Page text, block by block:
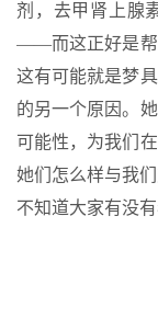
剂，去甲肾上腺
——而这正好是帮
这有可能就是梦
的另一个原因。
可能性，为我们
她们怎么样与我
不知道大家有没